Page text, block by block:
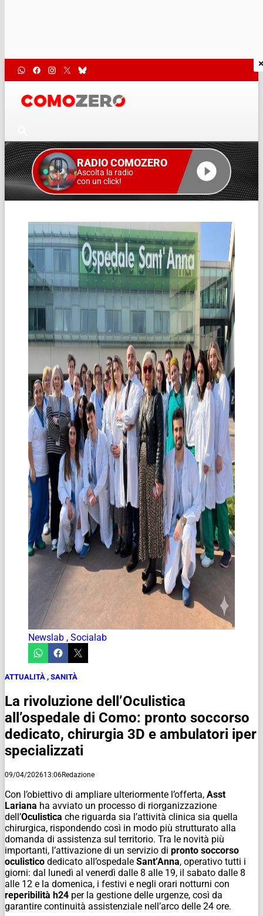
RADIO COMOZERO
Ascolta la radio
con un click!
Newslab , Socialab
ATTUALITÀ , SANITÀ
La rivoluzione dell’Oculistica
all’ospedale di Como: pronto soccorso
dedicato, chirurgia 3D e ambulatori iper
specializzati
09/04/202613:06Redazione
Con l’obiettivo di ampliare ulteriormente l’offerta, Asst
Lariana ha avviato un processo di riorganizzazione
dell’Oculistica che riguarda sia l’attività clinica sia quella
chirurgica, rispondendo così in modo più strutturato alla
domanda di assistenza sul territorio. Tra le novità più
importanti, l’attivazione di un servizio di pronto soccorso
oculistico dedicato all’ospedale Sant’Anna, operativo tutti i
giorni: dal lunedì al venerdì dalle 8 alle 19, il sabato dalle 8
alle 12 e la domenica, i festivi e negli orari notturni con
reperibilità h24 per la gestione delle urgenze, così da
garantire continuità assistenziale nell’arco delle 24 ore.